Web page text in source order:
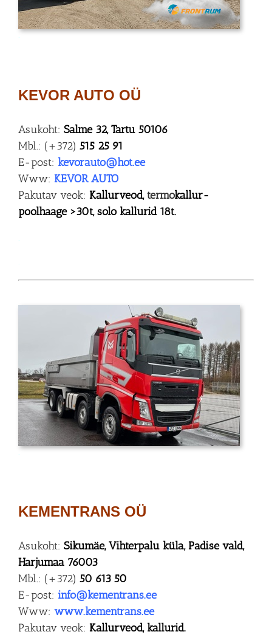
.
KEVOR AUTO OÜ
Asukoht: Salme 32, Tartu 50106
Mbl.: (+372) 515 25 91
E-post: kevorauto@hot.ee
Www: KEVOR AUTO
Pakutav veok: Kallurveod,termokallur-
poolhaage >30t, solo kallurid 18t.
.
.
.
KEMENTRANS OÜ
Asukoht: Sikumäe, Vihterpalu küla, Padise vald,
Harjumaa 76003
Mbl.: (+372) 50 613 50
E-post: info@kementrans.ee
Www: www.kementrans.ee
Pakutav veok: Kallurveod, kallurid.